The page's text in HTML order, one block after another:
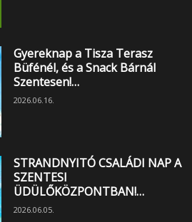
Gyereknap a Tisza Terasz
Büfénél, és a Snack Bárnál
Szentesen!…
2026.06.16.
STRANDNYITÓ CSALÁDI NAP A
SZENTESI
ÜDÜLŐKÖZPONTBAN!…
2026.06.05.